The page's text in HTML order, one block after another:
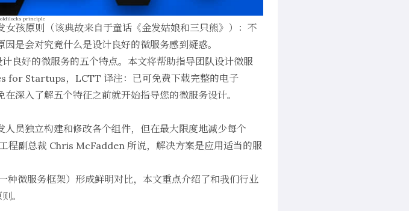
女孩原则
principle
（该典故来自于童话《金发姑娘和三只熊》）：不
是会对究竟什么是设计良好的微服务感到疑惑。
良好的微服务的五个特点。本文将帮助指导团队设计微服
for Startups，LCTT 译注：已可免费下载完整的电子
深入了解五个特征之前就开始指导您的微服务设计。
人员独立构建和修改各个组件，但在最大限度地减少每个
工程副总裁 Chris McFadden 所说，解决方案是应用适当的服
微服务框架）形成鲜明对比，本文重点介绍了和我们行业
。